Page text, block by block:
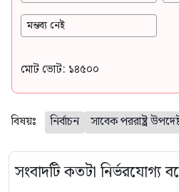
মন্তব্য নেই
মোট ভোট: ১৪৫০০
বিষয়ঃ নির্বাচন সাবেক পররাষ্ট্র
সংবাদটি কতটা নির্ভরযোগ্য